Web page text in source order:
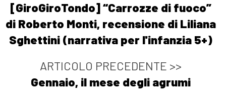
[GiroGiroTondo] “Carrozze di fuoco”
di Roberto Monti, recensione di Liliana
Sghettini (narrativa per l'infanzia 5+)
ARTICOLO PRECEDENTE >>
Gennaio, il mese degli agrumi